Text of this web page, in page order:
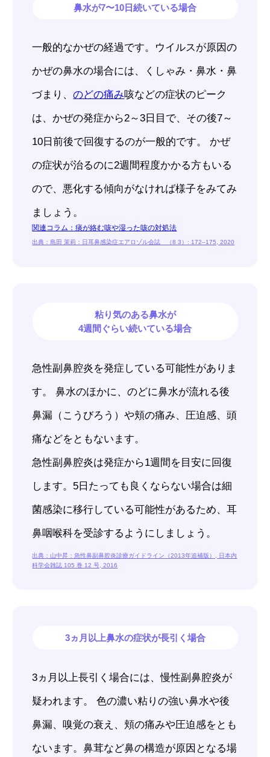
鼻水が7〜10日続いている場合
一般的なかぜの経過です。ウイルスが原因の
かぜの鼻水の場合には、くしゃみ・鼻水・鼻
づまり、のどの痛み咳などの症状のピーク
は、かぜの発症から2～3日目で、その後7～
10日前後で回復するのが一般的です。 かぜ
の症状が治るのに2週間程度かかる方もいる
ので、悪化する傾向がなければ様子をみてみ
ましょう。
関連コラム：痰が絡む咳や湿った咳の対処法
出典：島田 茉莉：日耳鼻感染症エアロゾル会誌 （8 3）: 172–175, 2020
粘り気のある鼻水が
4週間ぐらい続いている場合
急性副鼻腔炎を発症している可能性がありま
す。 鼻水のほかに、のどに鼻水が流れる後
鼻漏（こうびろう）や頬の痛み、圧迫感、頭
痛などをともないます。
急性副鼻腔炎は発症から1週間を目安に回復
します。5日たっても良くならない場合は細
菌感染に移行している可能性があるため、耳
鼻咽喉科を受診するようにしましょう。
出典：山中昇：急性鼻副鼻腔炎診療ガイドライン（2013年追補版）, 日本内
科学会雑誌 105 巻 12 号, 2016
3ヵ月以上鼻水の症状が長引く場合
3ヵ月以上長引く場合には、慢性副鼻腔炎が
疑われます。 色の濃い粘りの強い鼻水や後
鼻漏、嗅覚の衰え、頬の痛みや圧迫感をとも
ないます。鼻茸など鼻の構造が原因となる場